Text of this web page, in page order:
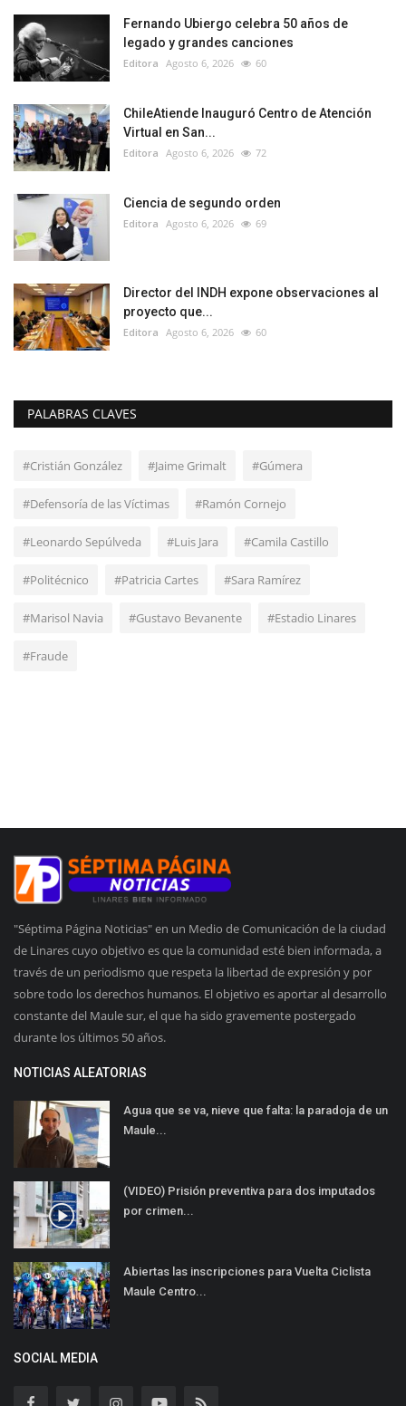
Fernando Ubiergo celebra 50 años de
legado y grandes canciones
Editora Agosto 6, 2026 60
ChileAtiende Inauguró Centro de Atención
Virtual en San...
Editora Agosto 6, 2026 72
Ciencia de segundo orden
Editora Agosto 6, 2026 69
Director del INDH expone observaciones al
proyecto que...
Editora Agosto 6, 2026 60
PALABRAS CLAVES
#Cristián González #Jaime Grimalt #Gúmera
#Defensoría de las Víctimas #Ramón Cornejo
#Leonardo Sepúlveda #Luis Jara #Camila Castillo
#Politécnico #Patricia Cartes #Sara Ramírez
#Marisol Navia #Gustavo Bevanente #Estadio Linares
#Fraude
"Séptima Página Noticias" en un Medio de Comunicación de la ciudad
de Linares cuyo objetivo es que la comunidad esté bien informada, a
través de un periodismo que respeta la libertad de expresión y por
sobre todo los derechos humanos. El objetivo es aportar al desarrollo
constante del Maule sur, el que ha sido gravemente postergado
durante los últimos 50 años.
NOTICIAS ALEATORIAS
Agua que se va, nieve que falta: la paradoja de un
Maule...
(VIDEO) Prisión preventiva para dos imputados
por crimen...
Abiertas las inscripciones para Vuelta Ciclista
Maule Centro...
SOCIAL MEDIA